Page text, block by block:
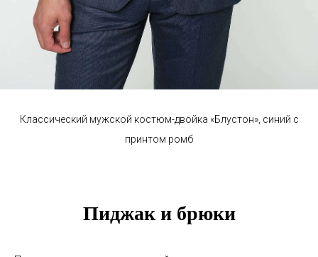
Классический мужской костюм-двойка «Блустон», синий с
принтом ромб
Пиджак и брюки